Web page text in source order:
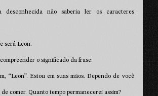
desconhecida não saberia ler os caracteres
será Leon.
o significado da frase:
“Leon”. Estou em suas mãos. Dependo de você
de comer. Quanto tempo permanecerei assim?